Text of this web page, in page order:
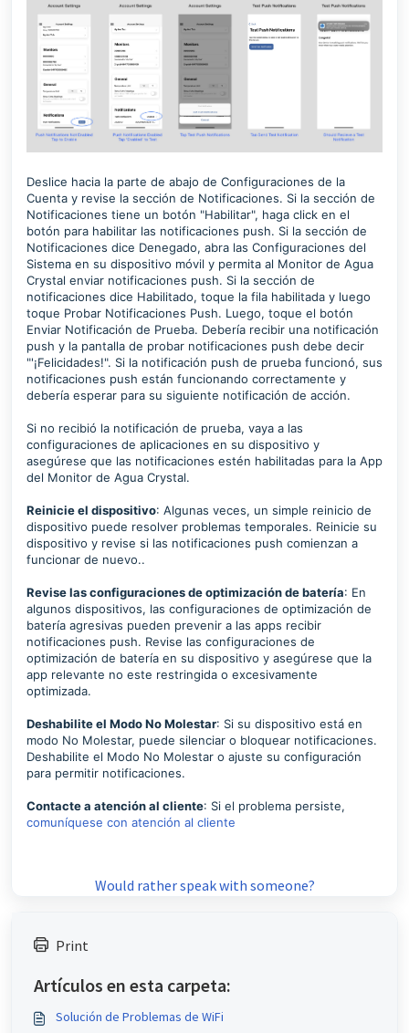
Deslice hacia la parte de abajo de Configuraciones de la
Cuenta y revise la sección de Notificaciones. Si la sección de
Notificaciones tiene un botón "Habilitar", haga click en el
botón para habilitar las notificaciones push. Si la sección de
Notificaciones dice Denegado, abra las Configuraciones del
Sistema en su dispositivo móvil y permita al Monitor de Agua
Crystal enviar notificaciones push. Si la sección de
notificaciones dice Habilitado, toque la fila habilitada y luego
toque Probar Notificaciones Push. Luego, toque el botón
Enviar Notificación de Prueba. Debería recibir una notificación
push y la pantalla de probar notificaciones push debe decir
"'¡Felicidades!". Si la notificación push de prueba funcionó, sus
notificaciones push están funcionando correctamente y
debería esperar para su siguiente notificación de acción.
Si no recibió la notificación de prueba, vaya a las
configuraciones de aplicaciones en su dispositivo y
asegúrese que las notificaciones estén habilitadas para la App
del Monitor de Agua Crystal.
Reinicie el dispositivo: Algunas veces, un simple reinicio de
dispositivo puede resolver problemas temporales. Reinicie su
dispositivo y revise si las notificaciones push comienzan a
funcionar de nuevo..
Revise las configuraciones de optimización de batería: En
algunos dispositivos, las configuraciones de optimización de
batería agresivas pueden prevenir a las apps recibir
notificaciones push. Revise las configuraciones de
optimización de batería en su dispositivo y asegúrese que la
app relevante no este restringida o excesivamente
optimizada.
Deshabilite el Modo No Molestar: Si su dispositivo está en
modo No Molestar, puede silenciar o bloquear notificaciones.
Deshabilite el Modo No Molestar o ajuste su configuración
para permitir notificaciones.
Contacte a atención al cliente: Si el problema persiste,
comuníquese con atención al cliente
Would rather speak with someone?
Print
Artículos en esta carpeta:
Solución de Problemas de WiFi